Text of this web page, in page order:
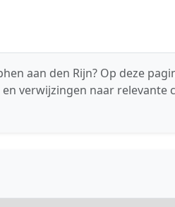
aan den Rijn? Op deze
verwijzingen naar relevante